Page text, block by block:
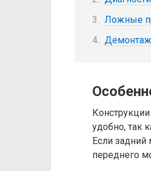
Ложные
Демонтаж
удобно, так
Если
переднего